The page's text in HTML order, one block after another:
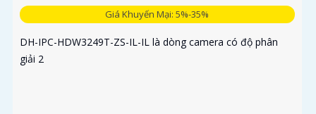
Giá Khuyến Mại: 5%-35%
DH-IPC-HDW3249T-ZS-IL-IL là dòng camera có độ phân
giải 2